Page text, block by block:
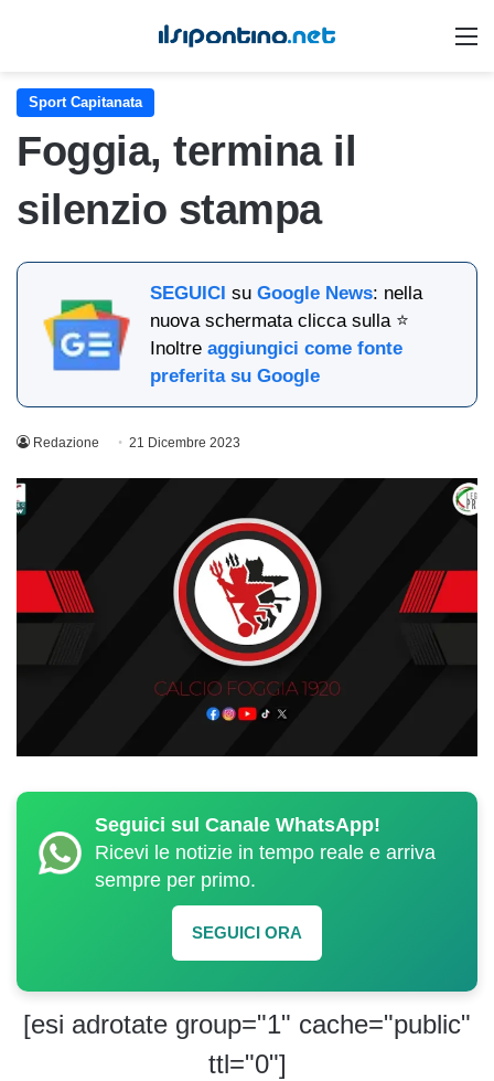
Sport Capitanata
Foggia, termina il
silenzio stampa
SEGUICI suGoogle News: nella
nuova schermata clicca sulla ⭐
Inoltreaggiungici come fonte
preferita su Google
Redazione 21 Dicembre 2023
Seguici sul Canale WhatsApp!
Ricevi le notizie in tempo reale e arriva
sempre per primo.
SEGUICI ORA
[esi adrotate group="1" cache="public"
ttl="0"]